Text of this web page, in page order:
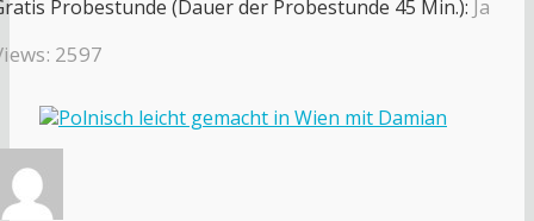
Probestunde (Dauer der Probestunde 45 Min.): Ja
2597